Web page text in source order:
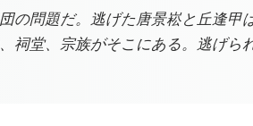
の問題だ。逃げた唐景崧と丘逢
祠堂、宗族がそこにある。逃げ